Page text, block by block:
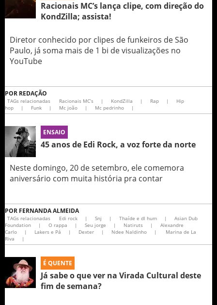
Racionais MC’s lança clipe, com direção do
KondZilla; assista!
Diretor conhecido por clipes de funkeiros de São
Paulo, já soma mais de 1 bi de visualizações no
YouTube
POR REDAÇÃO
TAGs relacionadas Racionais MC’s | KondZilla | Rap |
Hip
hop
| Funk | Mc joão | Mc pedrinho |
ENSAIO
45 anos de Edi Rock, a voz forte da norte
Neste domingo, 20 de setembro, ele comemora
aniversário com muita história pra contar
POR FERNANDA ALMEIDA
TAGs relacionadas Edi rock | Snj | Thaíde e dl hum |
Asian Dub
Foundation
| O rappa | Seu jorge | Natiruts |
Alexandre
Carlo
| Lakers e Pá | Dexter | Ndee Naldinho |
Marina de La
Riva
|
É QUENTE
Já sabe o que ver na Virada Cultural deste
fim de semana?